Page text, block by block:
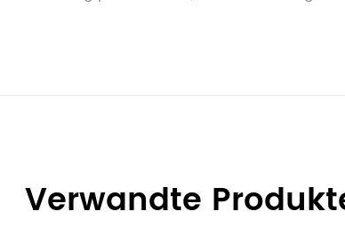
Verwandte